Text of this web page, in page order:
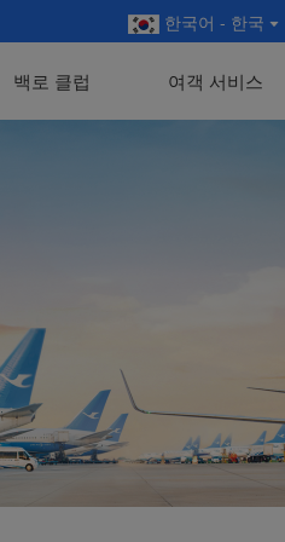
한국어 - 한국
백로 클럽 여객 서비스